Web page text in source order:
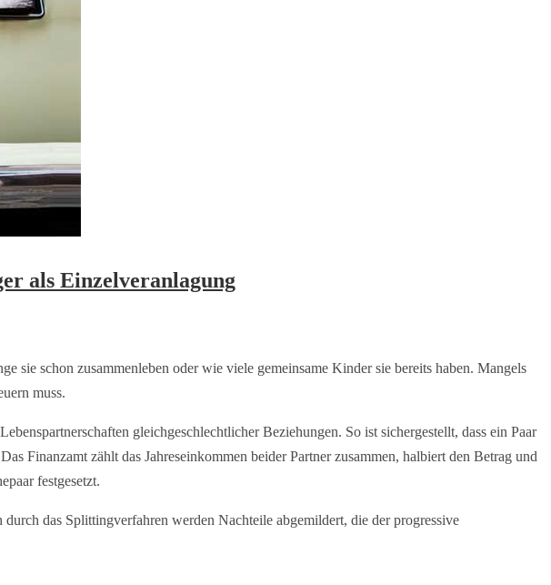
als Einzelveranlagung
sie schon zusammenleben oder wie viele gemeinsame Kinder sie bereits haben. Mangels
muss.
gleichgeschlechtlicher Beziehungen. So ist sichergestellt, dass ein Paar
Finanzamt zählt das Jahreseinkommen beider Partner zusammen, halbiert den Betrag und
festgesetzt.
das Splittingverfahren werden Nachteile abgemildert, die der progressive